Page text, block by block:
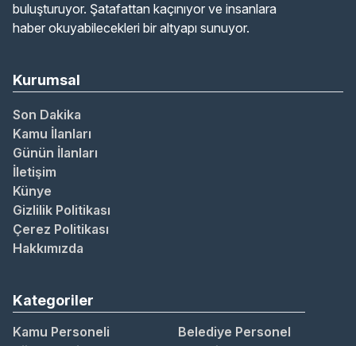
buluşturuyor. Şatafattan kaçınıyor ve insanlara
haber okuyabilecekleri bir altyapı sunuyor.
Kurumsal
Son Dakika
Kamu İlanları
Günün İlanları
İletişim
Künye
Gizlilik Politikası
Çerez Politikası
Hakkımızda
Kategoriler
Kamu Personeli
Belediye Personel